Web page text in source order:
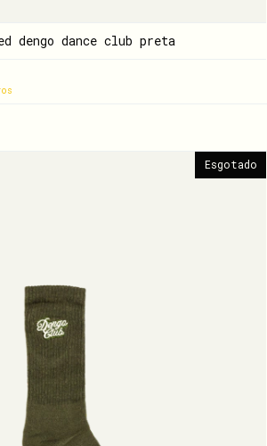
dengo dance club preta
Esgotado